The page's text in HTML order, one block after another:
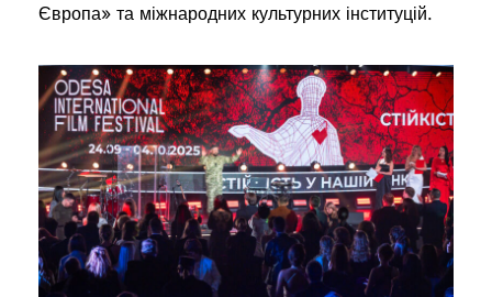
Європа» та міжнародних культурних інституцій.